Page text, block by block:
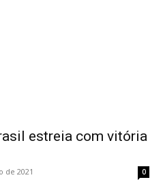
estreia com vitória
de 2021 0